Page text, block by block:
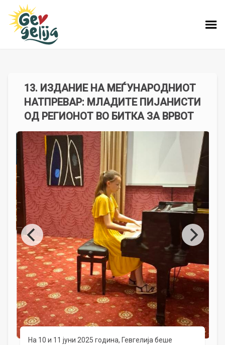
13. ИЗДАНИЕ НА МЕЃУНАРОДНИОТ
НАТПРЕВАР: МЛАДИТЕ ПИЈАНИСТИ
ОД РЕГИОНОТ ВО БИТКА ЗА ВРВОТ
На 10 и 11 јуни 2025 година, Гевгелија беше